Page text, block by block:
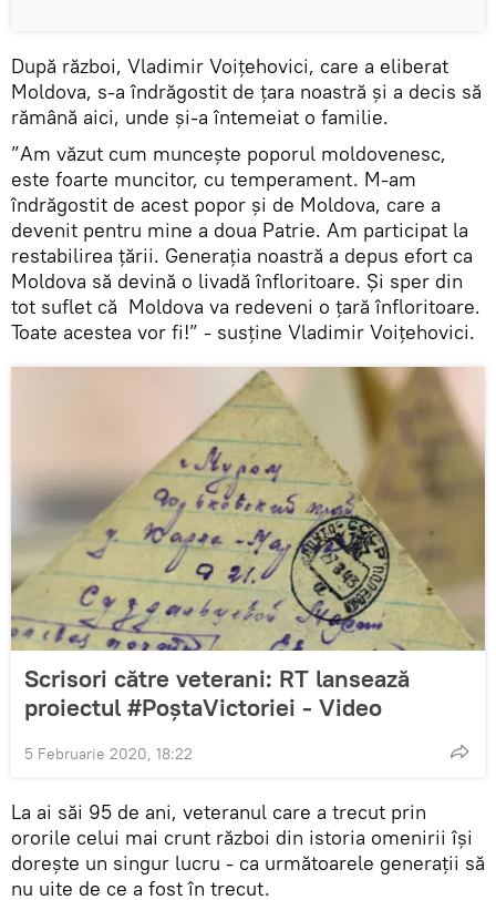
După război, Vladimir Voițehovici, care a eliberat
Moldova, s-a îndrăgostit de țara noastră și a decis să
rămână aici, unde și-a întemeiat o familie.
”Am văzut cum muncește poporul moldovenesc,
este foarte muncitor, cu temperament. M-am
îndrăgostit de acest popor și de Moldova, care a
devenit pentru mine a doua Patrie. Am participat la
restabilirea țării. Generația noastră a depus efort ca
Moldova să devină o livadă înfloritoare. Și sper din
tot suflet că Moldova va redeveni o țară înfloritoare.
Toate acestea vor fi!” - susține Vladimir Voițehovici.
Scrisori către veterani: RT lansează
proiectul #PoștaVictoriei - Video
5 Februarie 2020, 18:22
La ai săi 95 de ani, veteranul care a trecut prin
ororile celui mai crunt război din istoria omenirii își
dorește un singur lucru - ca următoarele generații să
nu uite de ce a fost în trecut.